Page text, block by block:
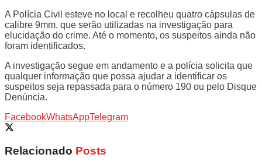
A Polícia Civil esteve no local e recolheu quatro cápsulas de
calibre 9mm, que serão utilizadas na investigação para
elucidação do crime. Até o momento, os suspeitos ainda não
foram identificados.
A investigação segue em andamento e a polícia solicita que
qualquer informação que possa ajudar a identificar os
suspeitos seja repassada para o número 190 ou pelo Disque
Denúncia.
FacebookWhatsAppTelegram
Relacionado Posts